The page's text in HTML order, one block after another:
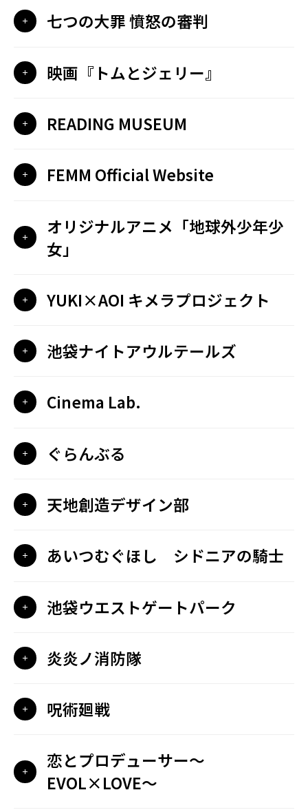
七つの大罪 憤怒の審判
映画『トムとジェリー』
READING MUSEUM
FEMM Official Website
オリジナルアニメ「地球外少年少
女」
YUKI×AOI キメラプロジェクト
池袋ナイトアウルテールズ
Cinema Lab.
ぐらんぶる
天地創造デザイン部
あいつむぐほし シドニアの騎士
池袋ウエストゲートパーク
炎炎ノ消防隊
呪術廻戦
恋とプロデューサー～
EVOL×LOVE～